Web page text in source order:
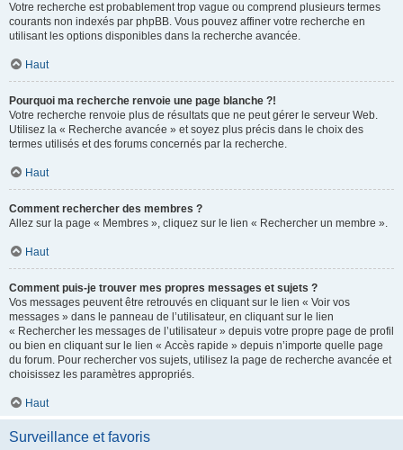
Votre recherche est probablement trop vague ou comprend plusieurs termes
courants non indexés par phpBB. Vous pouvez affiner votre recherche en
utilisant les options disponibles dans la recherche avancée.
Haut
Pourquoi ma recherche renvoie une page blanche ?!
Votre recherche renvoie plus de résultats que ne peut gérer le serveur Web.
Utilisez la « Recherche avancée » et soyez plus précis dans le choix des
termes utilisés et des forums concernés par la recherche.
Haut
Comment rechercher des membres ?
Allez sur la page « Membres », cliquez sur le lien « Rechercher un membre ».
Haut
Comment puis-je trouver mes propres messages et sujets ?
Vos messages peuvent être retrouvés en cliquant sur le lien « Voir vos
messages » dans le panneau de l’utilisateur, en cliquant sur le lien
« Rechercher les messages de l’utilisateur » depuis votre propre page de profil
ou bien en cliquant sur le lien « Accès rapide » depuis n’importe quelle page
du forum. Pour rechercher vos sujets, utilisez la page de recherche avancée et
choisissez les paramètres appropriés.
Haut
Surveillance et favoris